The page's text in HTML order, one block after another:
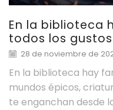
En la biblioteca
todos los gustos
28 de noviembre de
En la biblioteca hay
mundos épicos,
te enganchan desde